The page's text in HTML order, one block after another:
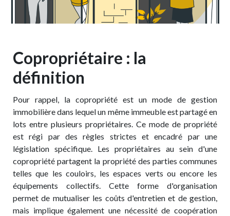
Copropriétaire : la
définition
Pour rappel, la copropriété est un mode de gestion
immobilière dans lequel un même immeuble est partagé en
lots entre plusieurs propriétaires. Ce mode de propriété
est régi par des règles strictes et encadré par une
législation spécifique. Les propriétaires au sein d'une
copropriété partagent la propriété des parties communes
telles que les couloirs, les espaces verts ou encore les
équipements collectifs. Cette forme d'organisation
permet de mutualiser les coûts d'entretien et de gestion,
mais implique également une nécessité de coopération